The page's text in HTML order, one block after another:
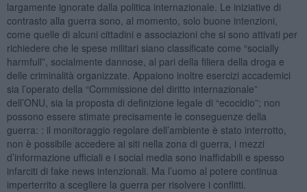
largamente ignorate dalla politica internazionale. Le iniziative di
contrasto alla guerra sono, al momento, solo buone intenzioni,
come quelle di alcuni cittadini e associazioni che si sono attivati per
richiedere che le spese militari siano classificate come “socially
harmfull”, socialmente dannose, al pari della filiera della droga e
delle criminalità organizzate. Appaiono inoltre esercizi accademici
sia l’operato della “Commissione del diritto internazionale”
dell’ONU, sia la proposta di definizione legale di “ecocidio”; non
possono essere stimate precisamente le conseguenze della
guerra: : il monitoraggio regolare dell’ambiente è stato interrotto,
non è possibile accedere ai siti nella zona di guerra, i mezzi
d’informazione ufficiali e i social media sono inaffidabili e spesso
infarciti di fake news intenzionali. Ma l’uomo al potere continua
imperterrito a scegliere la guerra per risolvere i conflitti.